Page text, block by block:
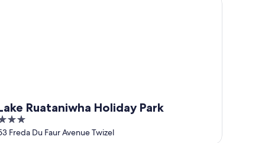
Ruataniwha Holiday Park
Freda Du Faur Avenue Twizel